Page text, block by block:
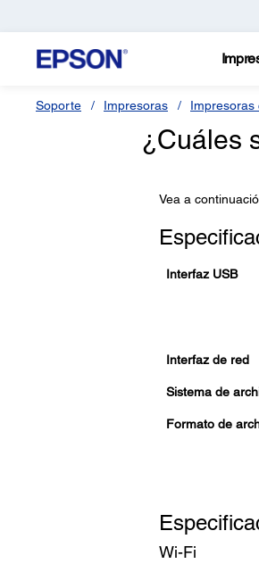
Soporte Impresoras Impresoras
¿Cuáles
Vea a
Interfaz USB
Interfaz de red
Sistema de
Formato de
Wi-Fi